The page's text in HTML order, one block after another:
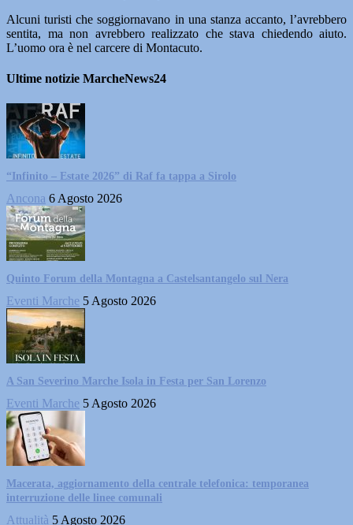
Alcuni turisti che soggiornavano in una stanza accanto, l’avrebbero
sentita, ma non avrebbero realizzato che stava chiedendo aiuto.
L’uomo ora è nel carcere di Montacuto.
Ultime notizie MarcheNews24
“Infinito – Estate 2026” di Raf fa tappa a Sirolo
Ancona 6 Agosto 2026
Quinto Forum della Montagna a Castelsantangelo sul Nera
Eventi Marche 5 Agosto 2026
A San Severino Marche Isola in Festa per San Lorenzo
Eventi Marche 5 Agosto 2026
Macerata, aggiornamento della centrale telefonica: temporanea
interruzione delle linee comunali
Attualità 5 Agosto 2026